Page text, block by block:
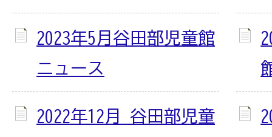
2023年5月谷田部児童館
ニュース
2022年12月 谷田部児童